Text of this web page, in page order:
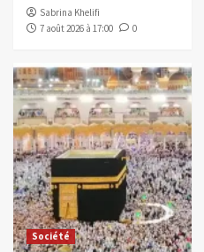
Sabrina Khelifi
7 août 2026 à 17:00
0
Société